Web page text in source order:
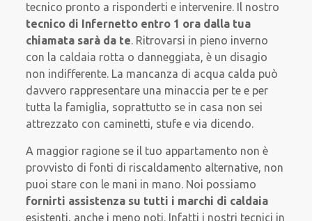
tecnico pronto a risponderti e intervenire. Il nostro
tecnico di Infernetto entro 1 ora dalla tua
chiamata sarà da te. Ritrovarsi in pieno inverno
con la caldaia rotta o danneggiata, è un disagio
non indifferente. La mancanza di acqua calda può
davvero rappresentare una minaccia per te e per
tutta la famiglia, soprattutto se in casa non sei
attrezzato con caminetti, stufe e via dicendo.
A maggior ragione se il tuo appartamento non è
provvisto di fonti di riscaldamento alternative, non
puoi stare con le mani in mano. Noi possiamo
fornirti assistenza su tutti i marchi di caldaia
esistenti, anche i meno noti. Infatti i nostri tecnici in